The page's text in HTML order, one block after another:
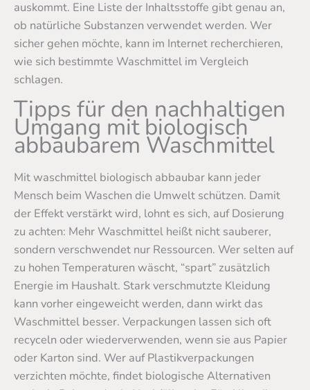
auskommt. Eine Liste der Inhaltsstoffe gibt genau an,
ob natürliche Substanzen verwendet werden. Wer
sicher gehen möchte, kann im Internet recherchieren,
wie sich bestimmte Waschmittel im Vergleich
schlagen.
Tipps für den nachhaltigen
Umgang mit biologisch
abbaubarem Waschmittel
Mit waschmittel biologisch abbaubar kann jeder
Mensch beim Waschen die Umwelt schützen. Damit
der Effekt verstärkt wird, lohnt es sich, auf Dosierung
zu achten: Mehr Waschmittel heißt nicht sauberer,
sondern verschwendet nur Ressourcen. Wer selten auf
zu hohen Temperaturen wäscht, “spart” zusätzlich
Energie im Haushalt. Stark verschmutzte Kleidung
kann vorher eingeweicht werden, dann wirkt das
Waschmittel besser. Verpackungen lassen sich oft
recyceln oder wiederverwenden, wenn sie aus Papier
oder Karton sind. Wer auf Plastikverpackungen
verzichten möchte, findet biologische Alternativen